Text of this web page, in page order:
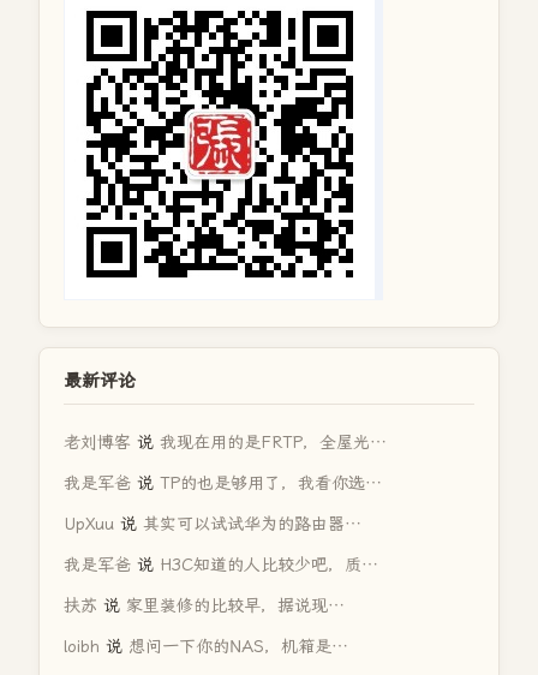
最新评论
老刘博客 说 我现在用的是FRTP，全屋光…
我是军爸 说 TP的也是够用了，我看你选…
UpXuu 说 其实可以试试华为的路由器…
我是军爸 说 H3C知道的人比较少吧，质…
扶苏 说 家里装修的比较早，据说现…
loibh 说 想问一下你的NAS，机箱是…